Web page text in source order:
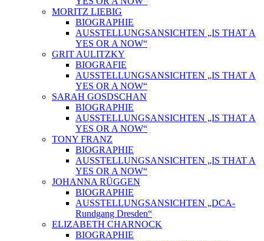
MORITZ LIEBIG
BIOGRAPHIE
AUSSTELLUNGSANSICHTEN „IS THAT A
YES OR A NOW“
GRIT AULITZKY
BIOGRAFIE
AUSSTELLUNGSANSICHTEN „IS THAT A
YES OR A NOW“
SARAH GOSDSCHAN
BIOGRAPHIE
AUSSTELLUNGSANSICHTEN „IS THAT A
YES OR A NOW“
TONY FRANZ
BIOGRAPHIE
AUSSTELLUNGSANSICHTEN „IS THAT A
YES OR A NOW“
JOHANNA RÜGGEN
BIOGRAPHIE
AUSSTELLUNGSANSICHTEN „DCA-
Rundgang Dresden“
ELIZABETH CHARNOCK
BIOGRAPHIE